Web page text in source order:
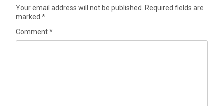
Your email address will not be published.
Required fields are
marked*
Comment*